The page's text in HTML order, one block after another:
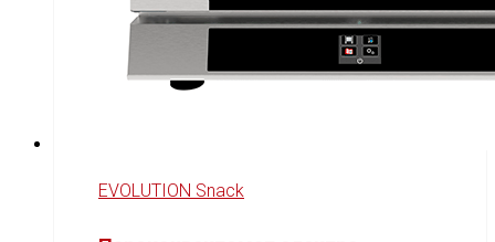
EVOLUTION Snack